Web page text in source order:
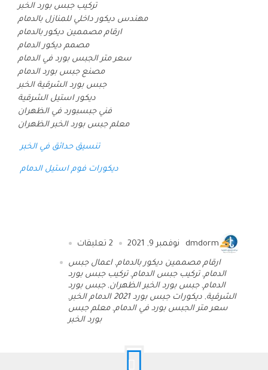
تركيب جبس بورد الخبر
مهندس ديكور داخلي للمنازل بالدمام
ارقام مصممين ديكور بالدمام
مصمم ديكور الدمام
سعر متر الجبس بورد في الدمام
مصنع جبس بورد الدمام
جبس بورد الشرقية الخبر
ديكور استيل الشرقية
فني جبسبورد في الظهران
معلم جبس بورد الخبر الظهران
تنسيق حدائق في الخبر
ديكورات فوم استيل الدمام
dmdorm نوفمبر 9, 2021 2 تعليقات
ارقام مصممين ديكور بالدمام,اعمال جبس
الدمام,تركيب جبس الدمام,تركيب جبس بورد
الدمام,جبس بورد الخبر الظهران,جبس بورد
الشرقية, ديكورات جبس بورد 2021 الدمام الخبر
,
سعر متر الجبس بورد في الدمام,معلم جبس
بورد الخبر